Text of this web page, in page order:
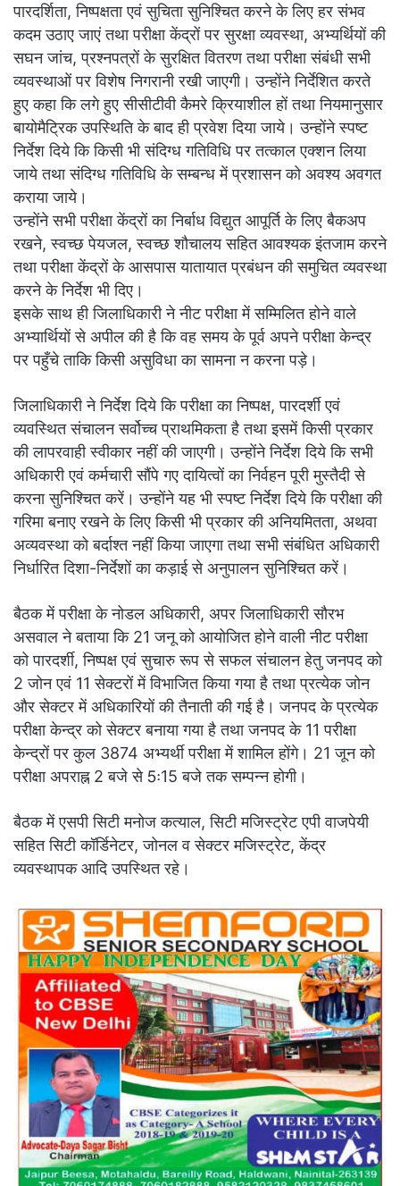
पारदर्शिता, निष्पक्षता एवं सुचिता सुनिश्चित करने के लिए हर संभव
कदम उठाए जाएं तथा परीक्षा केंद्रों पर सुरक्षा व्यवस्था, अभ्यर्थियों की
सघन जांच, प्रश्नपत्रों के सुरक्षित वितरण तथा परीक्षा संबंधी सभी
व्यवस्थाओं पर विशेष निगरानी रखी जाएगी। उन्होंने निर्देशित करते
हुए कहा कि लगे हुए सीसीटीवी कैमरे क्रियाशील हों तथा नियमानुसार
बायोमैट्रिक उपस्थिति के बाद ही प्रवेश दिया जाये। उन्होंने स्पष्ट
निर्देश दिये कि किसी भी संदिग्ध गतिविधि पर तत्काल एक्शन लिया
जाये तथा संदिग्ध गतिविधि के सम्बन्ध में प्रशासन को अवश्य अवगत
कराया जाये।
उन्होंने सभी परीक्षा केंद्रों का निर्बाध विद्युत आपूर्ति के लिए बैकअप
रखने, स्वच्छ पेयजल, स्वच्छ शौचालय सहित आवश्यक इंतजाम करने
तथा परीक्षा केंद्रों के आसपास यातायात प्रबंधन की समुचित व्यवस्था
करने के निर्देश भी दिए।
इसके साथ ही जिलाधिकारी ने नीट परीक्षा में सम्मिलित होने वाले
अभ्यार्थियों से अपील की है कि वह समय के पूर्व अपने परीक्षा केन्द्र
पर पहुँचे ताकि किसी असुविधा का सामना न करना पड़े।
जिलाधिकारी ने निर्देश दिये कि परीक्षा का निष्पक्ष, पारदर्शी एवं
व्यवस्थित संचालन सर्वोच्च प्राथमिकता है तथा इसमें किसी प्रकार
की लापरवाही स्वीकार नहीं की जाएगी। उन्होंने निर्देश दिये कि सभी
अधिकारी एवं कर्मचारी सौंपे गए दायित्वों का निर्वहन पूरी मुस्तैदी से
करना सुनिश्चित करें। उन्होंने यह भी स्पष्ट निर्देश दिये कि परीक्षा की
गरिमा बनाए रखने के लिए किसी भी प्रकार की अनियमितता, अथवा
अव्यवस्था को बर्दाश्त नहीं किया जाएगा तथा सभी संबंधित अधिकारी
निर्धारित दिशा-निर्देशों का कड़ाई से अनुपालन सुनिश्चित करें।
बैठक में परीक्षा के नोडल अधिकारी, अपर जिलाधिकारी सौरभ
असवाल ने बताया कि 21 जनू को आयोजित होने वाली नीट परीक्षा
को पारदर्शी, निष्पक्ष एवं सुचारु रूप से सफल संचालन हेतु जनपद को
2 जोन एवं 11 सेक्टरों में विभाजित किया गया है तथा प्रत्येक जोन
और सेक्टर में अधिकारियों की तैनाती की गई है। जनपद के प्रत्येक
परीक्षा केन्द्र को सेक्टर बनाया गया है तथा जनपद के 11 परीक्षा
केन्द्रों पर कुल 3874 अभ्यर्थी परीक्षा में शामिल होंगे। 21 जून को
परीक्षा अपराह्न 2 बजे से 5ः15 बजे तक सम्पन्न होगी।
बैठक में एसपी सिटी मनोज कत्याल, सिटी मजिस्ट्रेट एपी वाजपेयी
सहित सिटी कॉर्डिनेटर, जोनल व सेक्टर मजिस्ट्रेट, केंद्र
व्यवस्थापक आदि उपस्थित रहे।